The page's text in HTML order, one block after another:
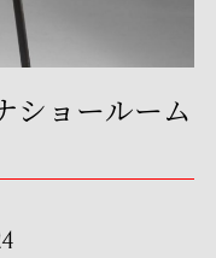
ョールーム